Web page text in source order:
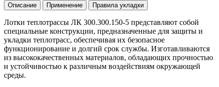
Описание Применение Правила укладки
Лотки теплотрассы ЛК 300.300.150-5 представляют собой
специальные конструкции, предназначенные для защиты и
укладки теплотрасс, обеспечивая их безопасное
функционирование и долгий срок службы. Изготавливаются
из высококачественных материалов, обладающих прочностью
и устойчивостью к различным воздействиям окружающей
среды.